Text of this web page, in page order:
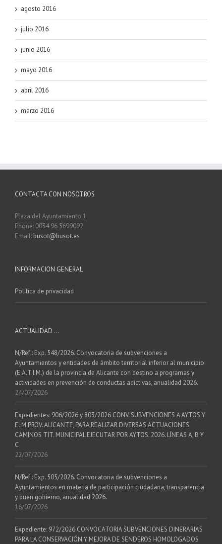
agosto 2016
julio 2016
junio 2016
mayo 2016
abril 2016
marzo 2016
CONTACTA CON NOSOTROS
Plaza del Ayuntamiento 1
Phone: 0034 96 5699092
Email: busot@busot.es
INFORMACION GENERAL
Política de privacidad
ACTUALIDAD …
N/Ref.: Exp. 548/2026. Convocatoria de subvenciones a
Ayuntamientos y entidades de ámbito territorial inferior al municipio
(E.A.T.I.M.) de la provincia de Alicante con destino a programas y
actividades en prevención de conductas adictivas, anualidad 2026.
24/07/2026
Expedientes: 906/2026 y 803/2026 CONV. SUBVENCIONES A AYTOS Y
ELM PROV. ALICANTE, PARA REALIZAR DIVERSAS ACTUACIONES
CAMINOS TIT. MUNICIPAL EJECUTAR POR AYTOS. 2026. LÍNEAS A, B Y
C
22/07/2026
N/Ref.: Exp. 505/2026. Convocatoria de subvenciones a
Ayuntamientos en materia de participación ciudadana, transparencia
y buen gobierno, anualidad 2026.
16/07/2026
Expediente: 972/2026 CONVOCATORIA SUBVENCIONES DINERARIAS
PARA LA CONSERVACIÓN Y MEJORA DE SENDEROS HOMOLOGADOS